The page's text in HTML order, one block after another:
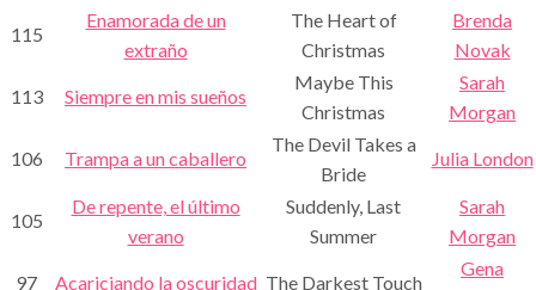
115
Enamorada de un
extraño
The Heart of
Christmas
Brenda
Novak
113 Siempre en mis sueños
Maybe This
Christmas
Sarah
Morgan
106 Trampa a un caballero
The Devil Takes a
Bride
Julia London
105
De repente, el último
verano
Suddenly, Last
Summer
Sarah
Morgan
97 Acariciando la oscuridad The Darkest Touch
Gena